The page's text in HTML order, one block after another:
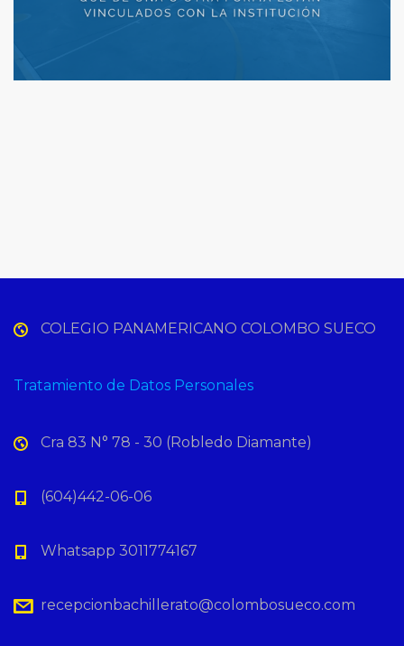
COLEGIO PANAMERICANO COLOMBO SUECO
Tratamiento de Datos Personales
Cra 83 N° 78 - 30 (Robledo Diamante)
(604)442-06-06
Whatsapp 3011774167
recepcionbachillerato@colombosueco.com